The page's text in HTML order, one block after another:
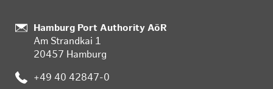
:
Hamburg Port Authority AöR
Am Strandkai 1
20457 Hamburg
: +49 40 42847-0